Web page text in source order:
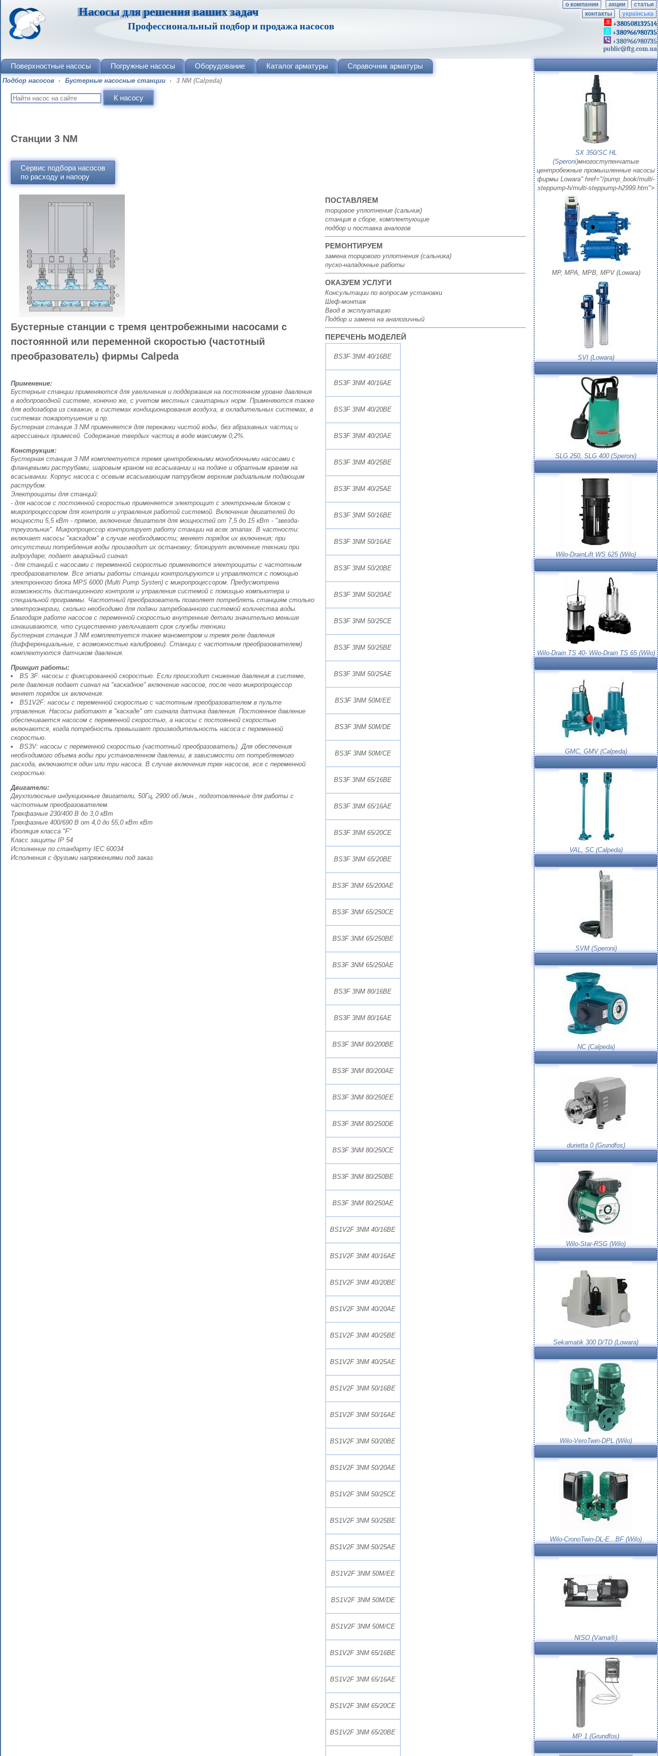
Насосы для решения ваших задач
Профессиональный подбор и продажа насосов
о компании акции
статьи
контакты
українська
+380508132514
+380966980735
+380966980735
public@ftg.com.ua
Поверхностные насосы Погружные насосы Оборудование Каталог арматуры Справочник арматуры
Подбор насосов › Бустерные насосные станции › 3 NM (Calpeda)
Станции 3 NM
Сервис подбора насосов
по расходу и напору
Бустерные станции с тремя центробежными насосами с
постоянной или переменной скоростью (частотный
преобразователь) фирмы Calpeda
Применение:
Бустерные станции применяются для увеличения и поддержания на постоянном уровне давления
в водопроводной системе, конечно же, с учетом местных санитарных норм. Применяются также
для водозабора из скважин, в системах кондиционирования воздуха, в охладительных системах, в
системах пожаротушения и пр.
Бустерная станция 3 NM применяется для перекачки чистой воды, без абразивных частиц и
агрессивных примесей. Содержание твердых частиц в воде максимум 0,2%.
Конструкция:
Бустерная станция 3 NM комплектуется тремя центробежными моноблочными насосами с
фланцевыми раструбами, шаровым краном на всасывании и на подаче и обратным краном на
всасывании. Корпус насоса с осевым всасывающим патрубком верхним радиальным подающим
раструбом.
Электрощиты для станций:
- для насосов с постоянной скоростью применяется электрощит с электронным блоком с
микропроцессором для контроля и управления работой системой. Включение двигателей до
мощности 5,5 кВт - прямое, включение двигателя для мощностей от 7,5 до 15 кВт - "звезда-
треугольник". Микропроцессор контролирует работу станции на всех этапах. В частности:
включает насосы "каскадом" в случае необходимости; меняет порядок их включения; при
отсутствии потребления воды производит их остановку; блокирует включение техники при
гидроударе; подает аварийный сигнал.
- для станций с насосами с переменной скоростью применяются электрощиты с частотным
преобразователем. Все этапы работы станции контролируются и управляются с помощью
электронного блока MPS 6000 (Multi Pump Systen) с микропроцессором. Предусмотрена
возможность дистанционного контроля и управления системой с помощью компьютера и
специальной программы. Частотный преобразователь позволяет потреблять станциям столько
электроэнергии, сколько необходимо для подачи затребованного системой количества воды.
Благодаря работе насосов с переменной скоростью внутренние детали значительно меньше
изнашиваются, что существенно увеличивает срок службы техники.
Бустерная станция 3 NM комплектуется также манометром и тремя реле давления
(дифференциальные, с возможностью калибровки). Станции с частотным преобразователем)
комплектуются датчиком давления.
Принцип работы:
BS 3F: насосы с фиксированной скоростью. Если происходит снижение давления в системе,
реле давления подает сигнал на "каскадное" включение насосов, после чего микропроцессор
меняет порядок их включения.
BS1V2F: насосы с переменной скоростью с частотным преобразователем в пульте
управления. Насосы работают в "каскаде" от сигнала датчика давления. Постоянное давление
обеспечивается насосом с переменной скоростью, а насосы с постоянной скоростью
включаются, когда потребность превышает производительность насоса с переменной
скоростью.
BS3V: насосы с переменной скоростью (частотный преобразователь). Для обеспечения
необходимого объема воды при установленном давлении, в зависимости от потребляемого
расхода, включаются один или три насоса. В случае включения трех насосов, все с переменной
скоростью.
Двигатели:
Двухполюсные индукционные двигатели, 50Гц, 2900 об./мин., подготовленные для работы с
частотным преобразователем.
Трехфазные 230/400 В до 3,0 кВт
Трехфазные 400/690 В от 4,0 до 55,0 кВт кВт
Изоляция класса "F"
Класс защиты IP 54
Исполнение по стандарту IEC 60034
Исполнения с другими напряжениями под заказ.
ПОСТАВЛЯЕМ
торцовое уплотнение (сальник)
станция в сборе, комплектующие
подбор и поставка аналогов
РЕМОНТИРУЕМ
замена торцового уплотнения (сальника)
пуско-наладочные работы
ОКАЗУЕМ УСЛУГИ
Консультации по вопросам установки
Шеф-монтаж
Ввод в эксплуатацию
Подбор и замена на аналогичный
ПЕРЕЧЕНЬ МОДЕЛЕЙ
BS3F 3NM 40/16BE
BS3F 3NM 40/16AE
BS3F 3NM 40/20BE
BS3F 3NM 40/20AE
BS3F 3NM 40/25BE
BS3F 3NM 40/25AE
BS3F 3NM 50/16BE
BS3F 3NM 50/16AE
BS3F 3NM 50/20BE
BS3F 3NM 50/20AE
BS3F 3NM 50/25CE
BS3F 3NM 50/25BE
BS3F 3NM 50/25AE
BS3F 3NM 50M/EE
BS3F 3NM 50M/DE
BS3F 3NM 50M/CE
BS3F 3NM 65/16BE
BS3F 3NM 65/16AE
BS3F 3NM 65/20CE
BS3F 3NM 65/20BE
BS3F 3NM 65/200AE
BS3F 3NM 65/250CE
BS3F 3NM 65/250BE
BS3F 3NM 65/250AE
BS3F 3NM 80/16BE
BS3F 3NM 80/16AE
BS3F 3NM 80/200BE
BS3F 3NM 80/200AE
BS3F 3NM 80/250EE
BS3F 3NM 80/250DE
BS3F 3NM 80/250CE
BS3F 3NM 80/250BE
BS3F 3NM 80/250AE
BS1V2F 3NM 40/16BE
BS1V2F 3NM 40/16AE
BS1V2F 3NM 40/20BE
BS1V2F 3NM 40/20AE
BS1V2F 3NM 40/25BE
BS1V2F 3NM 40/25AE
BS1V2F 3NM 50/16BE
BS1V2F 3NM 50/16AE
BS1V2F 3NM 50/20BE
BS1V2F 3NM 50/20AE
BS1V2F 3NM 50/25CE
BS1V2F 3NM 50/25BE
BS1V2F 3NM 50/25AE
BS1V2F 3NM 50M/EE
BS1V2F 3NM 50M/DE
BS1V2F 3NM 50M/CE
BS1V2F 3NM 65/16BE
BS1V2F 3NM 65/16AE
BS1V2F 3NM 65/20CE
BS1V2F 3NM 65/20BE
SX 350/SC HL
(Speroni)многоступенчатые
центробежные промышленные насосы
фирмы Lowara" href="/pump_book/multi-
steppump-h/multi-steppump-h2999.htm">
MP, MPA, MPB, MPV (Lowara)
SVI (Lowara)
SLG 250, SLG 400 (Speroni)
Wilo-DrainLift WS 625 (Wilo)
Wilo-Drain TS 40- Wilo-Drain TS 65 (Wilo)
GMC, GMV (Calpeda)
VAL, SC (Calpeda)
SVM (Speroni)
NC (Calpeda)
durietta 0 (Grundfos)
Wilo-Star-RSG (Wilo)
Sekamatik 300 D/TD (Lowara)
Wilo-VeroTwin-DPL (Wilo)
Wilo-CronoTwin-DL-E...BF (Wilo)
NISO (Varna®)
MP 1 (Grundfos)